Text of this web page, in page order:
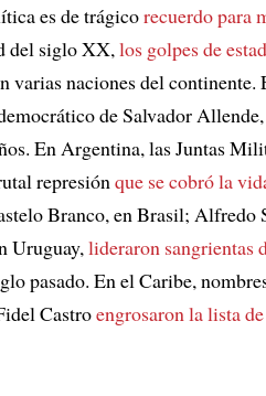
es de trágicorecuerdo para
del siglo XX, los golpes de
varias naciones del continente.
de Salvador Allende,
En Argentina, las Juntas
represión que se cobró la
Branco, en Brasil; Alfredo
Uruguay, lideraron sangrientas
pasado. En el Caribe,
Castroengrosaron la lista de